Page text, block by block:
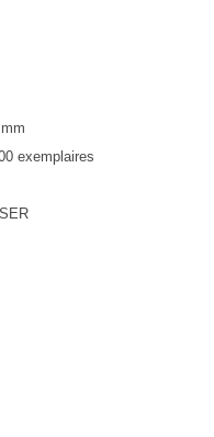
exemplaires